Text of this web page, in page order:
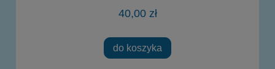
40,00 zł
do koszyka